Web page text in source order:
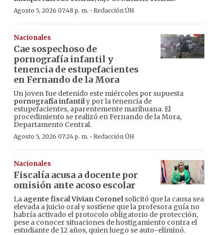
Agosto 5, 2026 07:48 p. m. · Redacción ÚH
Nacionales
Cae sospechoso de
pornografía infantil y
tenencia de estupefacientes
en Fernando de la Mora
Un joven fue detenido este miércoles por supuesta
pornografía infantily por la tenencia de
estupefacientes, aparentemente marihuana. El
procedimiento se realizó en Fernando de la Mora,
Departamento Central.
Agosto 5, 2026 07:24 p. m. · Redacción ÚH
Nacionales
Fiscalía acusa a docente por
omisión ante acoso escolar
La agente fiscal Vivian Coronelsolicitó que la causa sea
elevada a juicio oral y sostiene que la profesora guía no
habría activado el protocolo obligatorio de protección,
pese a conocer situaciones de hostigamiento contra el
estudiante de 12 años, quien luego se auto-eliminó.